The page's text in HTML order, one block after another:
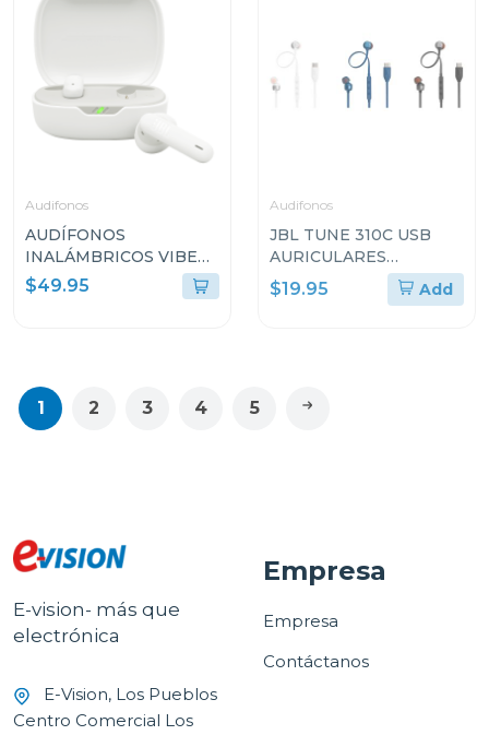
Audifonos
AUDÍFONOS
INALÁMBRICOS VIBE
FLEX 2 COLOR BLANCO
VFLEX2WHTA
$49.95
Audifonos
JBL TUNE 310C USB
AURICULARES
INTRAAURALES CON
CABLE
$19.95 Add
1 2 3 4 5
E-vision- más que
electrónica
E-Vision, Los Pueblos
Centro Comercial Los
Empresa
Empresa
Contáctanos